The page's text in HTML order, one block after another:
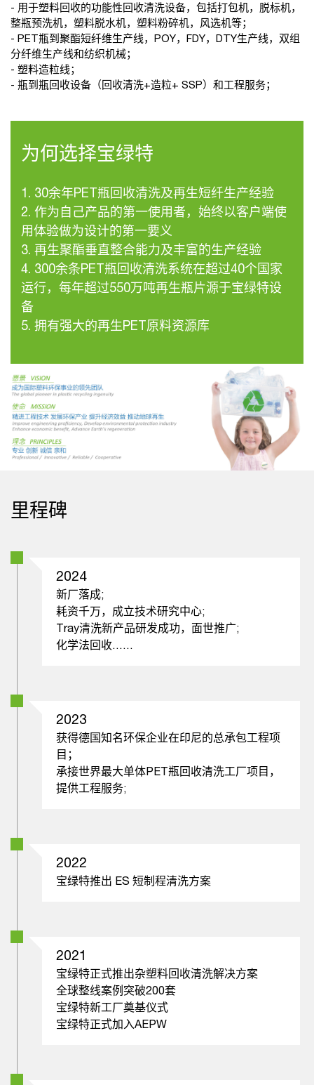
- 用于塑料回收的功能性回收清洗设备，包括打包机，脱标机，
整瓶预洗机，塑料脱水机，塑料粉碎机，风选机等；
- PET瓶到聚酯短纤维生产线，POY，FDY，DTY生产线，双组
分纤维生产线和纺织机械；
- 塑料造粒线；
- 瓶到瓶回收设备（回收清洗+造粒+ SSP）和工程服务；
为何选择宝绿特
1. 30余年PET瓶回收清洗及再生短纤生产经验
2. 作为自己产品的第一使用者，始终以客户端使
用体验做为设计的第一要义
3. 再生聚酯垂直整合能力及丰富的生产经验
4. 300余条PET瓶回收清洗系统在超过40个国家
运行，每年超过550万吨再生瓶片源于宝绿特设
备
5. 拥有强大的再生PET原料资源库
里程碑
2024
新厂落成;
耗资千万，成立技术研究中心;
Tray清洗新产品研发成功，面世推广;
化学法回收……
2023
获得德国知名环保企业在印尼的总承包工程项
目；
承接世界最大单体PET瓶回收清洗工厂项目，
提供工程服务;
2022
宝绿特推出 ES 短制程清洗方案
2021
宝绿特正式推出杂塑料回收清洗解决方案
全球整线案例突破200套
宝绿特新工厂奠基仪式
宝绿特正式加入AEPW